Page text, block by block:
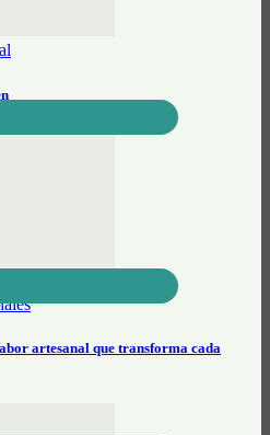
artesanal que transforma cada